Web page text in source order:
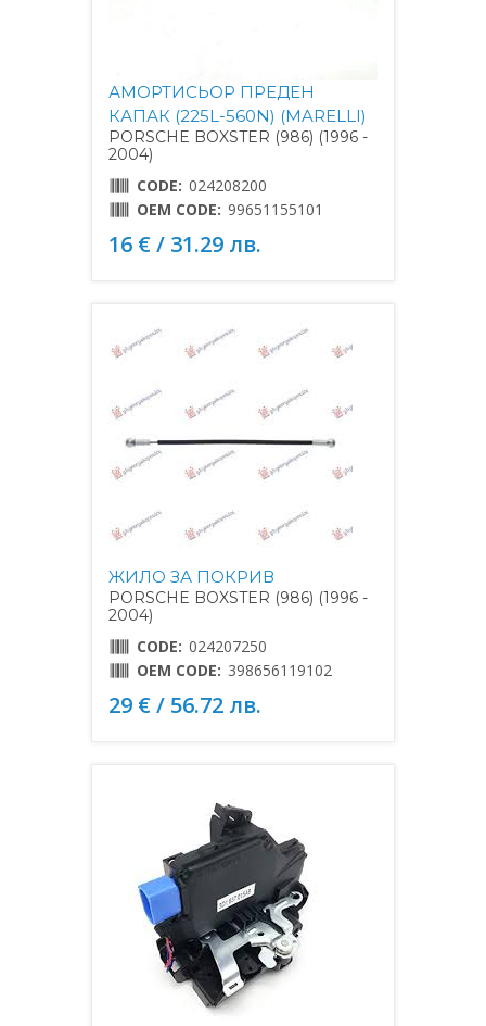
АМОРТИСЬОР ПРЕДЕН
КАПАК (225L-560N) (MARELLI)
PORSCHE BOXSTER (986) (1996 -
2004)
CODE: 024208200
OEM CODE: 99651155101
16 € / 31.29 лв.
ЖИЛО ЗА ПОКРИВ
PORSCHE BOXSTER (986) (1996 -
2004)
CODE: 024207250
OEM CODE: 398656119102
29 € / 56.72 лв.